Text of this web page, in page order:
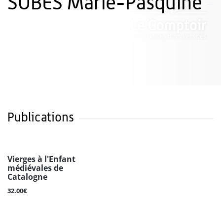
Publications
Vierges à l'Enfant
médiévales de
Catalogne
32.00€